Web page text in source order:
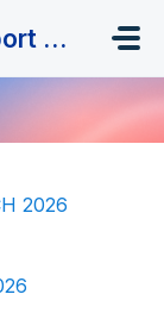
Customer Support Portal
2026